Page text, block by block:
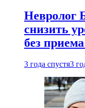
Невролог
снизить
без
3 года спустя3